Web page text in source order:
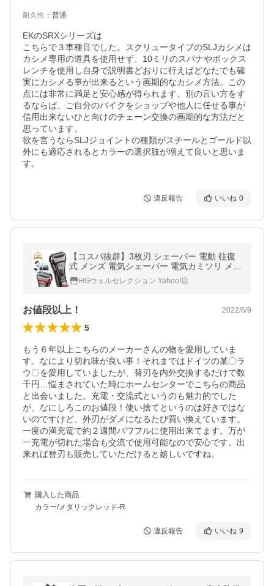
耐久性 ： 普通
EKのSRXシリーズは
こちらで３車種目でした。スクリュータイプのSLJカシメは
カシメ専用の道具を使用せず、10ミリのスパナやボックス
レンチを使用し自身で説明書どおりに行えばどなたでも確
実にカシメる事が出来るという画期的なカシメ方法。この
点には非常に満足と安心感が得られます。別の言い方をす
るならば、ご自分のバイクをショップや他人に任せる事が
信用出来ないひと向けのチェーン交換の画期的な方法だと
思っています。
欲を言うならSLJジョイントの種類がスチールとゴールド以
外にも適応されるとカラーの選択肢が増えて良いと思いま
す。
違反報告 いいね 0
【コスパ抜群】3枚刃 シェーバー 電動 往復
式 メンズ 電気シェーバー 電気カミソリ メン
ズシェーバー 充電 交流 髭剃り 深剃り 防水
1年保証 ヒーローグリーン
HGウェルセレクション Yahoo!店
お値段以上！ 2022/6/9
5
もう６年以上こちらのメーカーさんの物を愛用していま
す。なにより切れ味が良い事！それまではドイツの某〇ラ
ウ〇を愛用していましたが、替刃を内外交換するだけで数
千円…悩まされていた時にホームセンターでこちらの商品
と出会いました。充電・交流式というのも魅力的でした
が、なにしろこのお値段！使い捨てというのは好きではな
いのですけど、外刃がダメになるたび買い換えています。
一度の満充電で約２週間パワフルに使用出来てます。万が
一充電が切れた場合も交流で使用可能なので安心です。出
来れば替刃も販売していただけると嬉しいですね。
購入した商品
カラー/メタリックレッド-R
違反報告 いいね 9